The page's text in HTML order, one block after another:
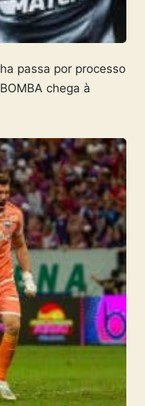
passa por processo
chega à